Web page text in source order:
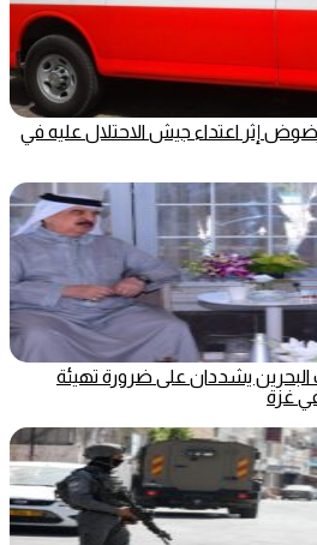
إثر اعتداء جيش الاحتلال عليه في
يشددان على ضرورة تهيئة
في غزة